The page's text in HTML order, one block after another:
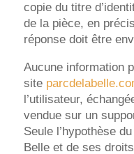
copie du titre
de la pièce, en
réponse doit être
Aucune information
site
l’utilisateur,
vendue sur un
Seule l’hypothèse
Belle et de ses